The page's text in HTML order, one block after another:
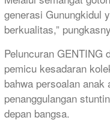
generasi Gunungkidul
berkualitas,”
Peluncuran GENTING
pemicu kesadaran
bahwa persoalan
penanggulangan
depan bangsa.